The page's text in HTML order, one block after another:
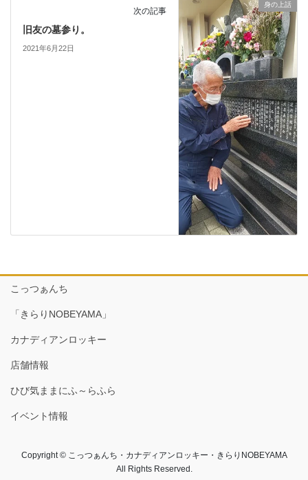
身の上話
次の記事
旧友の墓参り。
2021年6月22日
こっつぁんち
「きらりNOBEYAMA」
カナディアンロッキー
店舗情報
ひび気ままにふ～らふら
イベント情報
Copyright © こっつぁんち・カナディアンロッキー・きらりNOBEYAMA
All Rights Reserved.